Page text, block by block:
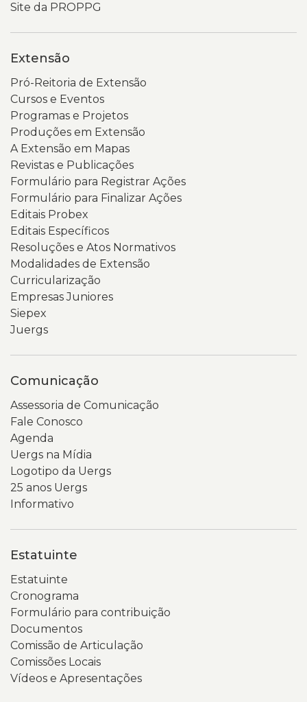
Site da PROPPG
Extensão
Pró-Reitoria de Extensão
Cursos e Eventos
Programas e Projetos
Produções em Extensão
A Extensão em Mapas
Revistas e Publicações
Formulário para Registrar Ações
Formulário para Finalizar Ações
Editais Probex
Editais Específicos
Resoluções e Atos Normativos
Modalidades de Extensão
Curricularização
Empresas Juniores
Siepex
Juergs
Comunicação
Assessoria de Comunicação
Fale Conosco
Agenda
Uergs na Mídia
Logotipo da Uergs
25 anos Uergs
Informativo
Estatuinte
Estatuinte
Cronograma
Formulário para contribuição
Documentos
Comissão de Articulação
Comissões Locais
Vídeos e Apresentações